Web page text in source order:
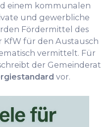
einem kommunalen
und gewerbliche
Fördermittel des
KfW für den Austausch
vermittelt. Für
der Gemeinderat
vor.